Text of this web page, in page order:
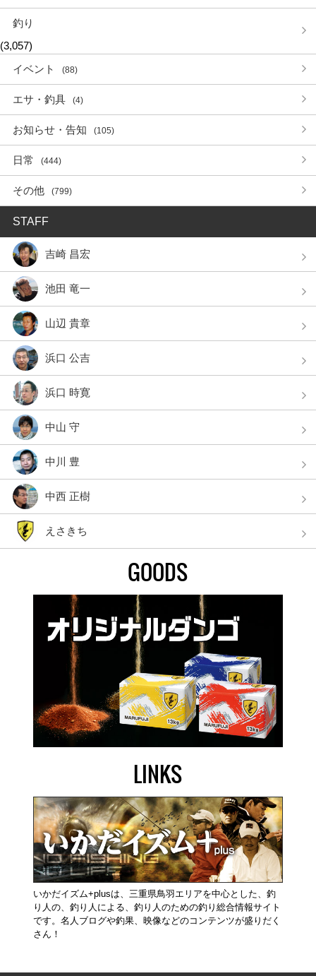
釣り
(3,057)
イベント
(88)
エサ・釣具 (4)
お知らせ・告知 (105)
日常 (444)
その他 (799)
STAFF
吉崎 昌宏
池田 竜一
山辺 貴章
浜口 公吉
浜口 時寛
中山 守
中川 豊
中西 正樹
えさきち
GOODS
LINKS
いかだイズム+plusは、三重県鳥羽エリアを中心とした、釣
り人の、釣り人による、釣り人のための釣り総合情報サイト
です。名人ブログや釣果、映像などのコンテンツが盛りだく
さん！